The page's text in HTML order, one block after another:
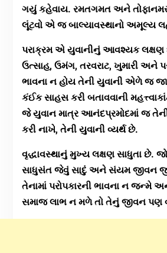
ગયું કહેવાય. રમતગમત અને
લૂંટવો એ જ બાલ્યાવસ્થાનો અમૂલ્ય
પરાક્રમ એ યુવાનીનું આવશ્યક લક્ષણ
ઉત્સાહ, ઉમંગ, તરવરાટ, ખુમારી અને
ભાવના ન હોય તેની યુવાની એળે જ
કંઈક સાહસ કરી બતાવવાની
જે યુવાન માત્ર આનંદપ્રમોદમાં જ
કરી નાખે, તેની યુવાની વ્યર્થ છે.
વૃદ્ધાવસ્થાનું મુખ્ય લક્ષણ સાધુતા છે.
સાધુસંત જેવું સાદું અને સંયમ જીવન
તેનામાં પરોપકારની ભાવના ન જન્મે
સમાજ લાભ ન મળે તો તેનું જીવન પણ